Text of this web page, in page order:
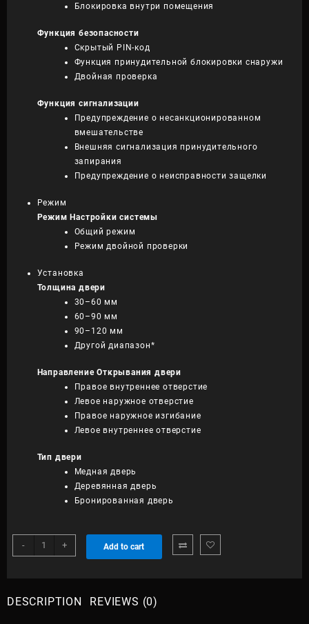
Блокировка внутри помещения
Функция безопасности
Скрытый PIN-код
Функция принудительной блокировки снаружи
Двойная проверка
Функция сигнализации
Предупреждение о несанкционированном
вмешательстве
Внешняя сигнализация принудительного
запирания
Предупреждение о неисправности защелки
Режим
Режим Настройки системы
Общий режим
Режим двойной проверки
Установка
Толщина двери
30–60 мм
60–90 мм
90–120 мм
Другой диапазон*
Направление Открывания двери
Правое внутреннее отверстие
Левое наружное отверстие
Правое наружное изгибание
Левое внутреннее отверстие
Тип двери
Медная дверь
Деревянная дверь
Бронированная дверь
-
Умный
дверной
EasyKey
+ Add to cart
DESCRIPTION REVIEWS (0)